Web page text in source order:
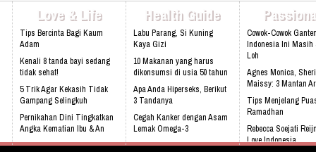
www.athinadolls.com We Bring
To All Children !! Cinta Batik
Ku Indonesia !! Klik Di Sini Untuk
Website Kami
Love & Life
Tips Bercinta Bagi Kaum
Adam
Kenali 8 tanda bayi sedang
tidak sehat!
5 Trik Agar Kekasih Tidak
Gampang Selingkuh
Pernikahan Dini Tingkatkan
Angka Kematian Ibu & An
Sering Mengalami Mimpi
Health Guide
Labu Parang, Si Kuning
Kaya Gizi
10 Makanan yang harus
dikonsumsi di usia 50 tahun
Apa Anda Hiperseks, Berikut
3 Tandanya
Cegah Kanker dengan Asam
Lemak Omega-3
Bahaya Mendengkur
Cowok-Cowok
Indonesia Ini Masih
Loh
Agnes Monica,
Maissy: 3 Mantan
Tips Menjelang
Ramadhan
Rebecca Soejati
Love Indonesia